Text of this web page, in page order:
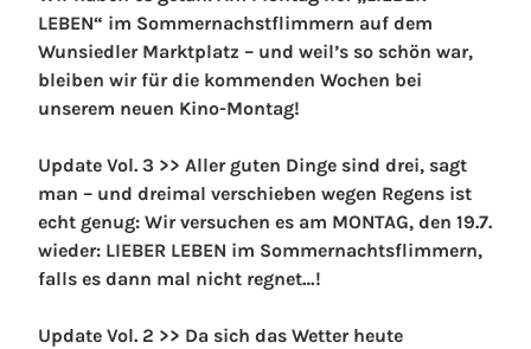
LEBEN“ im Sommernachstflimmern auf dem
Wunsiedler Marktplatz – und weil’s so schön war,
bleiben wir für die kommenden Wochen bei
unserem neuen Kino-Montag!
Update Vol. 3 >> Aller guten Dinge sind drei, sagt
man – und dreimal verschieben wegen Regens ist
echt genug: Wir versuchen es am MONTAG, den 19.7.
wieder: LIEBER LEBEN im Sommernachtsflimmern,
falls es dann mal nicht regnet…!
Update Vol. 2 >> Da sich das Wetter heute